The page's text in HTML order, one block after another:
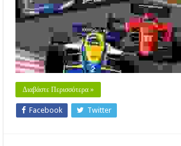
Διαβάστε Περισσότερα »
Facebook Twitter